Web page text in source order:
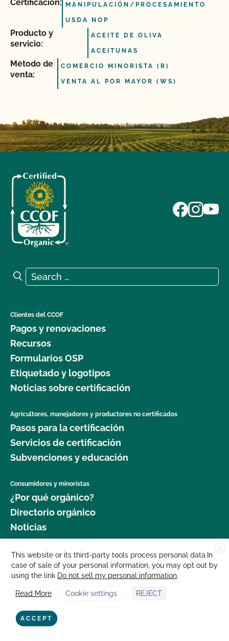
Certificación: MANIPULACIÓN/PROCESAMIENTO
USDA NOP
Producto y
servicio:
ACEITE DE OLIVA
ACEITUNAS
Método de
venta:
COMERCIO MINORISTA (R)
VENTA AL POR MAYOR (WS)
Search for:
Search
Clientes del CCOF
Pagos y renovaciones
Recursos
Formularios OSP
Etiquetado y logotipos
Noticias sobre certificación
Agricultores, manejadores y productores no certificados
Pasos para la certificación
Servicios de certificación
Subvenciones y educación
Consumidores y minoristas
¿Por qué orgánico?
Directorio orgánico
Noticias
Donar
Carreras profesionales
Sala de prensa
Contáctenos
877 Cedar Street, Suite 248, Santa Cruz, CA 95060 © 2025 CCOF.org
X
This website or its third-party tools process personal data.In
case of sale of your personal information, you may opt out by
using the link Do not sell my personal information.
Read More Cookie settings REJECT
ACCEPT